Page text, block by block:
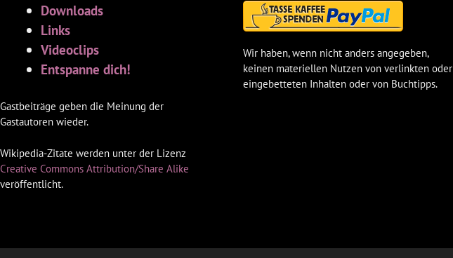
Downloads
Links
Videoclips
Entspanne dich!
Gastbeiträge geben die Meinung der
Gastautoren wieder.
Wikipedia-Zitate werden unter der Lizenz
Creative Commons Attribution/Share Alike
veröffentlicht.
Wir haben, wenn nicht anders angegeben,
keinen materiellen Nutzen von verlinkten oder
eingebetteten Inhalten oder von Buchtipps.